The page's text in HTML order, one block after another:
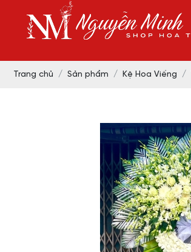
Trang chủ Sản phẩm Kệ Hoa Viếng